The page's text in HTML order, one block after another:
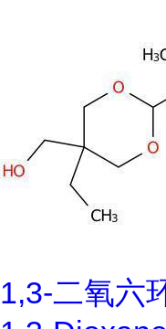
1,3-二氧六